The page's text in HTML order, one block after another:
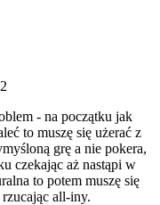
- na początku jak
to muszę się użerać z
grę a nie pokera,
czekając aż nastąpi w
to potem muszę się
all-iny.